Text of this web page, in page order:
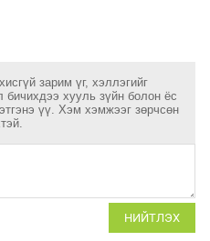
зарим үг, хэллэгийг
бичихдээ хууль зүйн болон ёс
үү. Хэм хэмжээг зөрчсөн
НИЙТЛЭХ